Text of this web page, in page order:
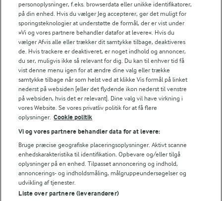
Andelshaverinfo: Mælkepris
Fødevarestyrelsens smiley-rapporter for Arla Foods
Fødevarestyrelsens smiley-rapporter for Jörd
Fødevarestyrelsens smiley-rapporter for Lurpak PB
Følg
© 2026 Arla Foods
Vælg en anden cookies
personoplysninger, f.eks. browserdata eller unikke identifikatorer,
på din enhed. Hvis du vælger Jeg accepterer, gør det muligt for
sporingsteknologier at understøtte de formål, der er vist under
»Vi og vores partnere behandler datafor at levere«. Hvis du
vælger Afvis alle eller trækker dit samtykke tilbage, deaktiveres
de. Hvis trackere er deaktiveret, er noget indhold og annoncer,
du ser, muligvis ikke så relevant for dig. Du kan til enhver tid få
vist denne menu igen for at ændre dine valg eller trække
samtykke tilbage når som helst ved at klikke Vis formål på linket
nederst på websiden [eller det flydende ikon nederst til venstre
på websiden, hvis det er relevant]. Dine valg vil have virkning i
vores Website. Se vores privatliv politik for at få flere
oplysninger. Cookie politik
Vi og vores partnere behandler data for at levere:
Bruge præcise geografiske placeringsoplysninger. Aktivt scanne
enhedskarakteristika til identifikation. Opbevare og/eller tilgå
oplysninger på en enhed. Tilpasset annoncering og indhold,
annoncerings- og indholdsmåling, målgruppeundersøgelser og
udvikling af tjenester.
Liste over partnere (leverandører)